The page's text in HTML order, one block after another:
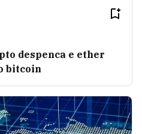
despenca e ether
bitcoin